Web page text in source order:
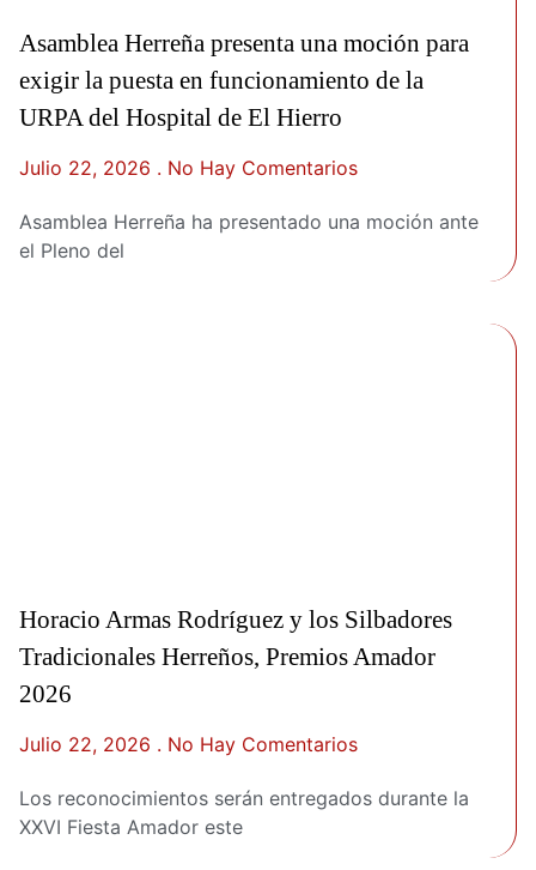
Asamblea Herreña presenta una moción para
exigir la puesta en funcionamiento de la
URPA del Hospital de El Hierro
Julio 22, 2026 No Hay Comentarios
Asamblea Herreña ha presentado una moción ante
el Pleno del
Horacio Armas Rodríguez y los Silbadores
Tradicionales Herreños, Premios Amador
2026
Julio 22, 2026 No Hay Comentarios
Los reconocimientos serán entregados durante la
XXVI Fiesta Amador este